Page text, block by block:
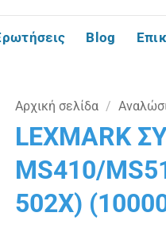
Blog
Αρχική σελίδα /
LEXMARK
MS410/
502X)